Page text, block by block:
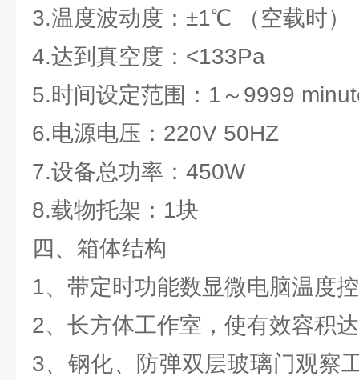
3.温度波动度：±1℃ （空载时）
4.达到真空度：<133Pa
5.时间设定范围：1～9999
6.电源电压：220V 50HZ
7.设备总功率：450W
8.载物托架：1块
四、箱体结构
1、带定时功能数显微电脑温度
2、长方体工作室，使有效容积
3、钢化、防弹双层玻璃门观察